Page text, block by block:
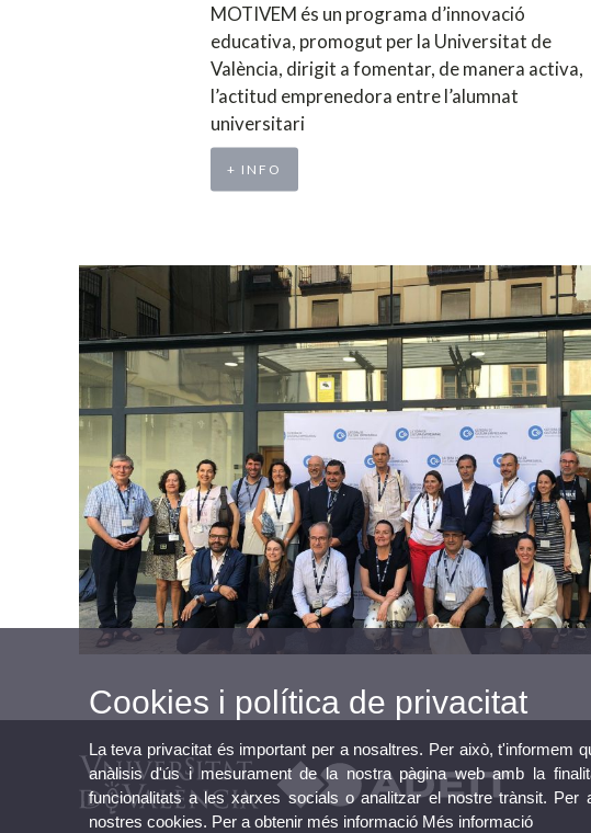
MOTIVEM és un programa d’innovació
educativa, promogut per la Universitat de
València, dirigit a fomentar, de manera activa,
l’actitud emprenedora entre l’alumnat
universitari
+ INFO
Cookies i política de privacitat
La teva privacitat és important per a nosaltres. Per això, t'informem
anàlisis d'ús i mesurament de la nostra pàgina web amb la
funcionalitats a les xarxes socials o analitzar el nostre trànsit.
nostres cookies. Per a obtenir més informació Més informació